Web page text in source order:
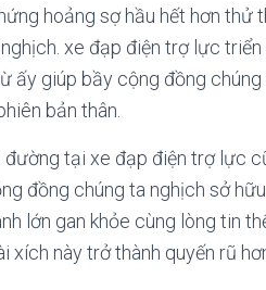
hoảng sợ hầu hết hơn thử
xe đạp điện trợ lực
ấy giúp bầy cộng đồng
bản thân.
tại xe đạp điện trợ lực
đồng chúng ta nghịch sở
lớn gan khỏe cùng lòng tin
này trở thành quyến rũ